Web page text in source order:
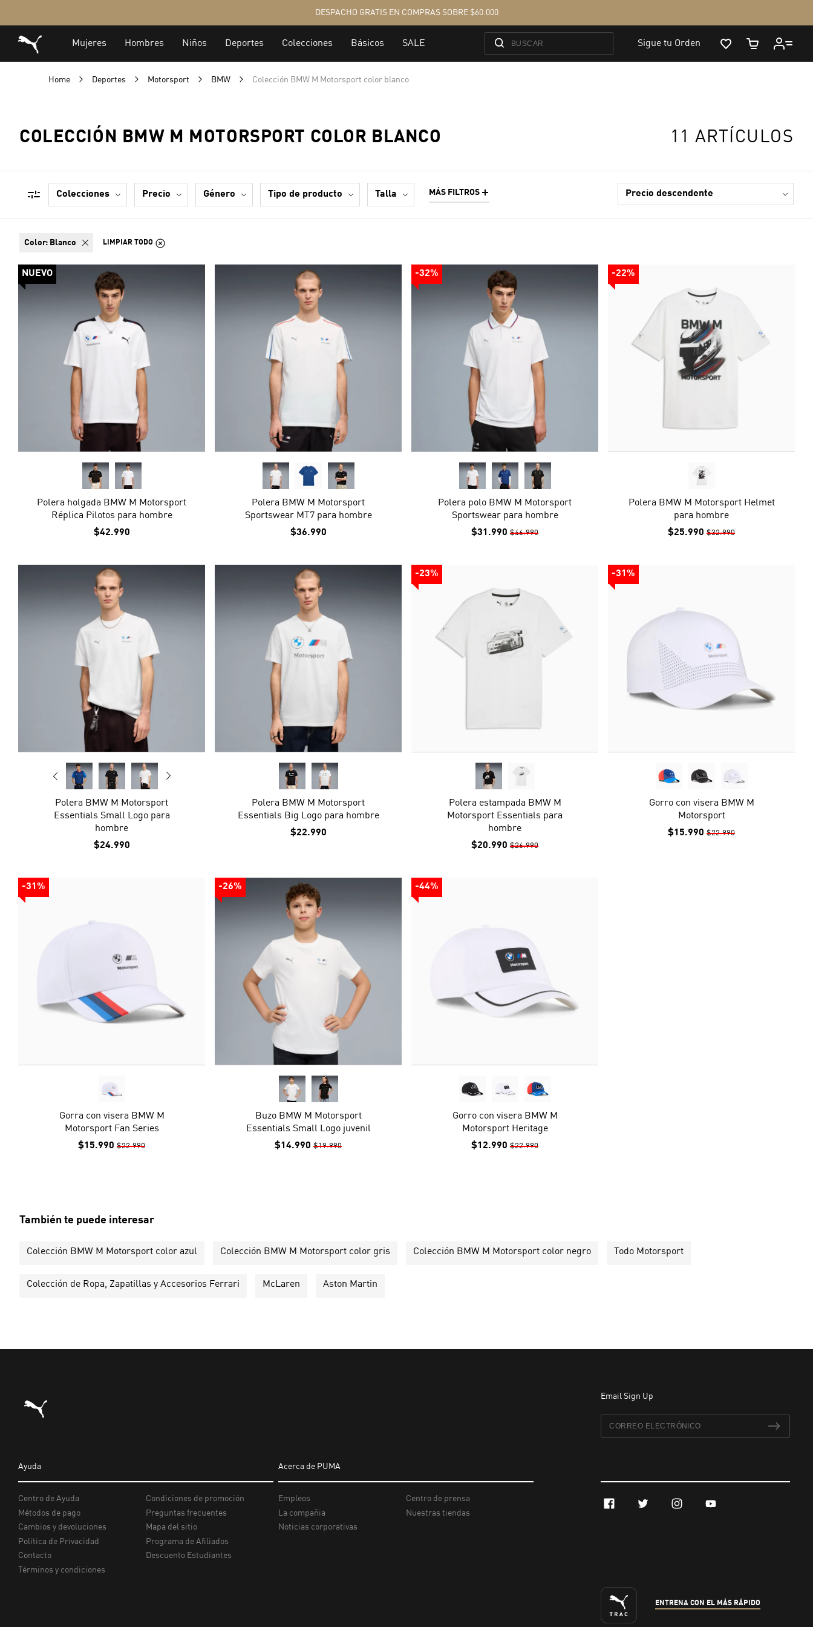
Home Deportes Motorsport BMW Colección BMW M Motorsport color blanco
COLECCIÓN BMW M MOTORSPORT COLOR BLANCO 11 ARTÍCULOS
colecciones precio género tipo de producto talla MÁS FILTROS
color: Blanco LIMPIAR TODO
NUEVO
Polera holgada BMW M Motorsport
Réplica Pilotos para hombre
$42.990
Polera BMW M Motorsport
Sportswear MT7 para hombre
$36.990
-32%
Polera polo BMW M Motorsport
Sportswear para hombre
$31.990 $46.990
-22%
Polera BMW M Motorsport Helmet
para hombre
$25.990 $32.990
Polera BMW M Motorsport
Essentials Small Logo para
hombre
$24.990
Polera BMW M Motorsport
Essentials Big Logo para hombre
$22.990
-23%
Polera estampada BMW M
Motorsport Essentials para
hombre
$20.990 $26.990
-31%
Gorro con visera BMW M
Motorsport
$15.990 $22.990
-31%
Gorra con visera BMW M
Motorsport Fan Series
$15.990 $22.990
-26%
Buzo BMW M Motorsport
Essentials Small Logo juvenil
$14.990 $19.990
-44%
Gorro con visera BMW M
Motorsport Heritage
$12.990 $22.990
También te puede interesar
Colección BMW M Motorsport color azul Colección BMW M Motorsport color gris Colección BMW M Motorsport color negro Todo Motorsport
Colección de Ropa, Zapatillas y Accesorios Ferrari McLaren Aston Martin